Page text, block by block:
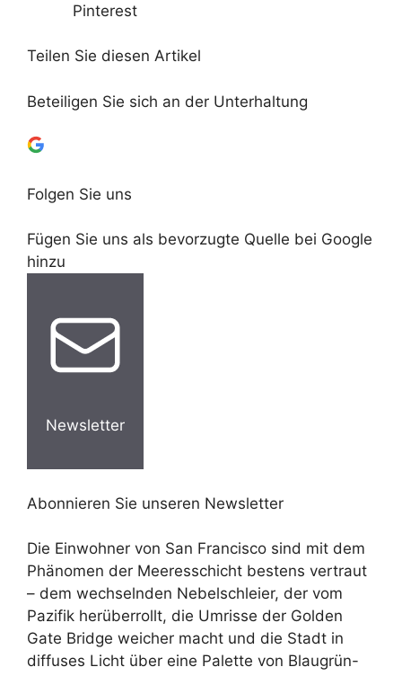
Pinterest
Teilen Sie diesen Artikel
Beteiligen Sie sich an der Unterhaltung
Folgen Sie uns
Fügen Sie uns als bevorzugte Quelle bei Google
hinzu
Newsletter
Abonnieren Sie unseren Newsletter
Die Einwohner von San Francisco sind mit dem
Phänomen der Meeresschicht bestens vertraut
– dem wechselnden Nebelschleier, der vom
Pazifik herüberrollt, die Umrisse der Golden
Gate Bridge weicher macht und die Stadt in
diffuses Licht über eine Palette von Blaugrün-